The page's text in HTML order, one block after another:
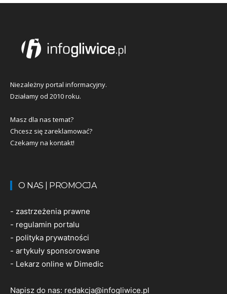
Niezależny portal informacyjny.
Działamy od 2010 roku.
Masz dla nas temat?
Chcesz się zareklamować?
Czekamy na kontakt!
O NAS | PROMOCJA
- zastrzeżenia prawne
- regulamin portalu
- polityka prywatności
- artykuły sponsorowane
- Lekarz online w Dimedic
Napisz do nas: redakcja@infogliwice.pl